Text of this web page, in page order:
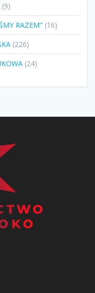
99
produktów
RAZEM" 1616
produktów
226226
produktów
2424